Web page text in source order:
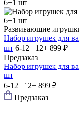
Развивающие
Набор игрушек для
шт 6-12 12+ 899 ₽
Предзаказ
Набор игрушек для
шт
6-12 12+ 899 ₽
Предзаказ